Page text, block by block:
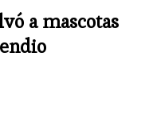
a mascotas